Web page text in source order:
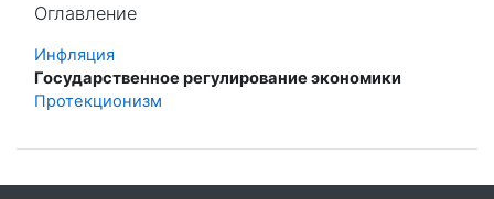
Оглавление
Инфляция
Государственное регулирование экономики
Протекционизм